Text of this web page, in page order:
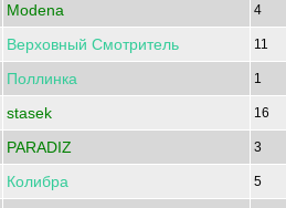
Modena 4
Верховный Смотритель 11
Поллинка 1
stasek 16
PARADIZ 3
Колибра 5